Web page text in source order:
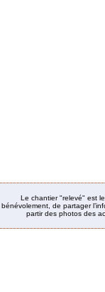
Le chantier "relevé" est
bénévolement, de partager
partir des photos des